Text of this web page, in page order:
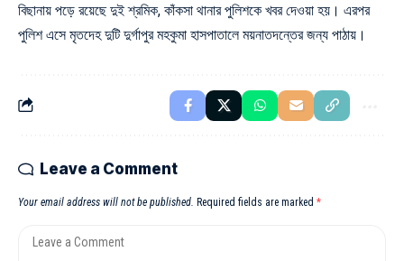
বিছানায় পড়ে রয়েছে দুই শ্রমিক, কাঁকসা থানার পুলিশকে খবর দেওয়া হয়। এরপর
পুলিশ এসে মৃতদেহ দুটি দুর্গাপুর মহকুমা হাসপাতালে ময়নাতদন্তের জন্য পাঠায়।
Leave a Comment
Your email address will not be published. Required fields are marked *